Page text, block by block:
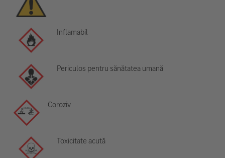
Inflamabil
Periculos pentru sănătatea umană
Coroziv
Toxicitate acută